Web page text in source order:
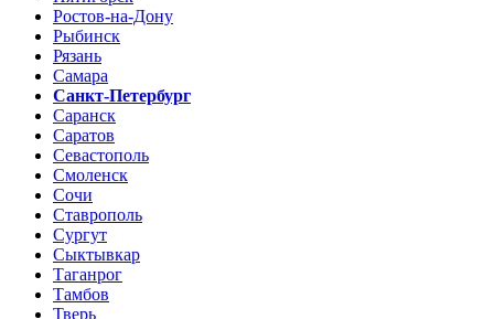
Ростов-на-Дону
Рыбинск
Рязань
Самара
Санкт-Петербург
Саранск
Саратов
Севастополь
Смоленск
Сочи
Ставрополь
Сургут
Сыктывкар
Таганрог
Тамбов
Тверь